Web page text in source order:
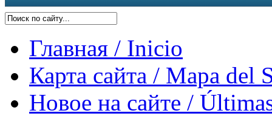
Главная / Inicio
Карта сайта / Mapa del
Новое на сайте /